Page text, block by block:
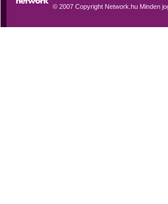
© 2007 Copyright Network.hu Minden